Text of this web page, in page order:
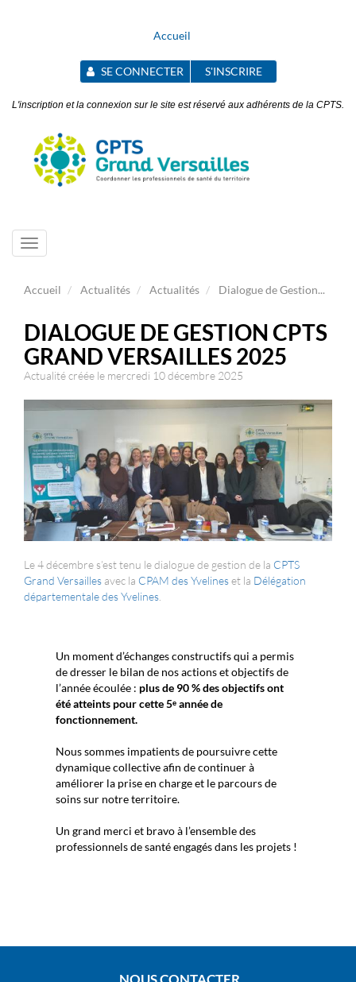
Accueil
SE CONNECTER S'INSCRIRE
L'inscription et la connexion sur le site est réservé aux adhérents de la CPTS.
Toggle
navigation
Accueil Actualités Actualités Dialogue de Gestion...
DIALOGUE DE GESTION CPTS
GRAND VERSAILLES 2025
Actualité créée le mercredi 10 décembre 2025
Le 4 décembre s’est tenu le dialogue de gestion de la CPTS
Grand Versailles avec la CPAM des Yvelineset la Délégation
départementale des Yvelines.
Un moment d’échanges constructifs qui a permis
de dresser le bilan de nos actions et objectifs de
l’année écoulée : plus de 90 % des objectifs ont
été atteints pour cette 5ᵉ année de
fonctionnement.
Nous sommes impatients de poursuivre cette
dynamique collective afin de continuer à
améliorer la prise en charge et le parcours de
soins sur notre territoire.
Un grand merci et bravo à l’ensemble des
professionnels de santé engagés dans les projets !